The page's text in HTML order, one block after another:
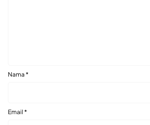
Nama *
Email *